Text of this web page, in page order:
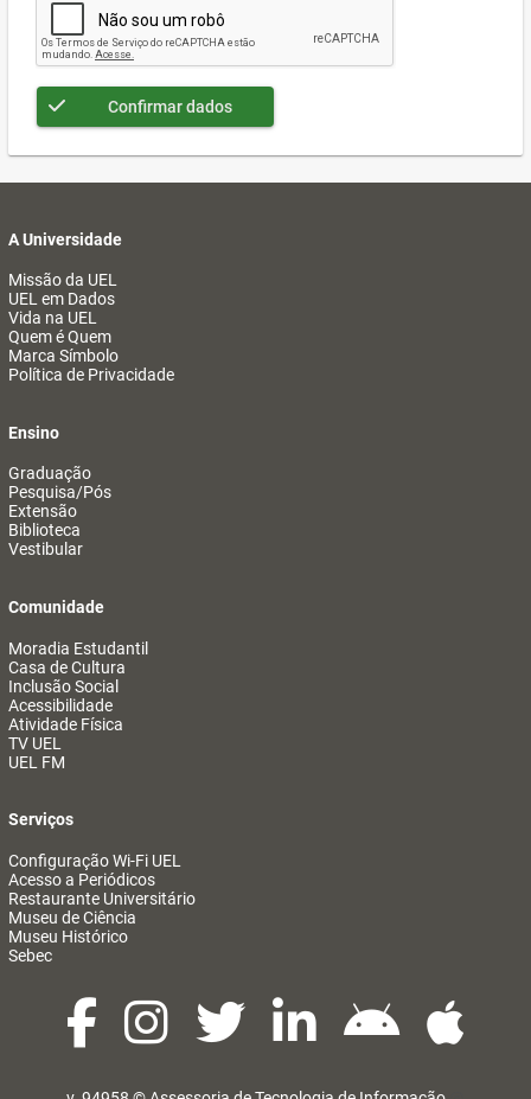
Confirmar dados
A Universidade
Missão da UEL
UEL em Dados
Vida na UEL
Quem é Quem
Marca Símbolo
Política de Privacidade
Ensino
Graduação
Pesquisa/Pós
Extensão
Biblioteca
Vestibular
Comunidade
Moradia Estudantil
Casa de Cultura
Inclusão Social
Acessibilidade
Atividade Física
TV UEL
UEL FM
Serviços
Configuração Wi-Fi UEL
Acesso a Periódicos
Restaurante Universitário
Museu de Ciência
Museu Histórico
Sebec